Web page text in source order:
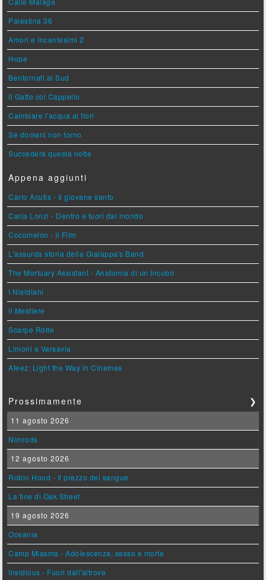
Palestina 36
Amori e Incantesimi 2
Hope
Bentornati al Sud
Il Gatto col Cappello
Cambiare l'acqua ai fiori
Se domani non torno
Succederà questa notte
Appena aggiunti
Carlo Acutis - Il giovane santo
Carla Lonzi - Dentro e fuori dal mondo
Cocomelon - Il Film
L'assurda storia della Gialappa's Band
The Mortuary Assistant - Anatomia di un Incubo
I Nisidiani
Il Mestiere
Scarpe Rotte
Limoni a Varsavia
Ateez: Light the Way in Cinemas
Prossimamente ❯
11 agosto 2026
Nimrods
12 agosto 2026
Robin Hood - Il prezzo del sangue
La fine di Oak Street
19 agosto 2026
Oceania
Camp Miasma - Adolescenza, sesso e morte
Insidious - Fuori dall'altrove